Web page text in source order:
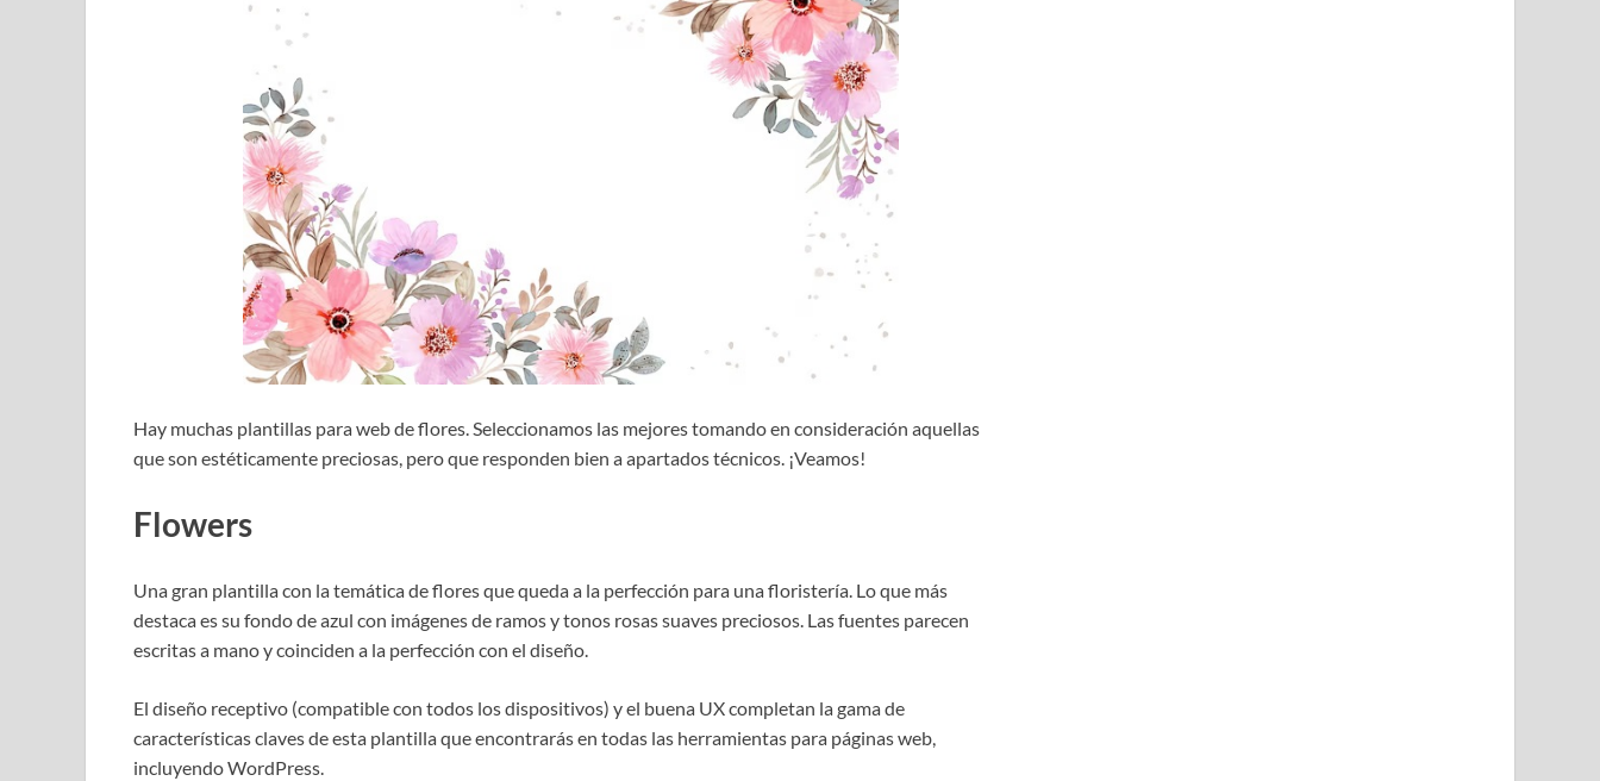
Hay muchas plantillas para web de flores. Seleccionamos las mejores tomando en consideración aquellas
que son estéticamente preciosas, pero que responden bien a apartados técnicos. ¡Veamos!
Flowers
Una gran plantilla con la temática de flores que queda a la perfección para una floristería. Lo que más
destaca es su fondo de azul con imágenes de ramos y tonos rosas suaves preciosos. Las fuentes parecen
escritas a mano y coinciden a la perfección con el diseño.
El diseño receptivo (compatible con todos los dispositivos) y el buena UX completan la gama de
características claves de esta plantilla que encontrarás en todas las herramientas para páginas web,
incluyendo WordPress.